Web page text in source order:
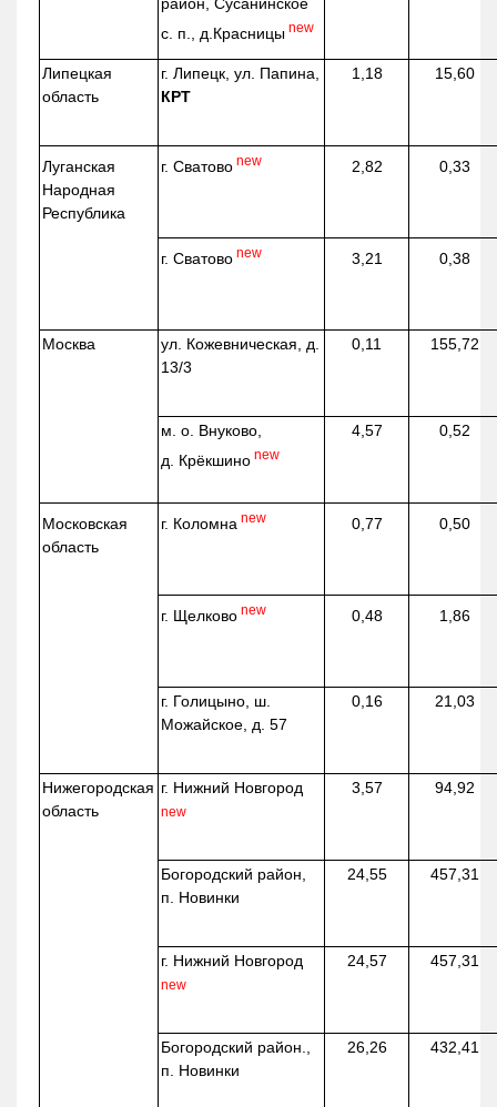
район, Сусанинское
с. п., д.Красницы new
Липецкая
область
г. Липецк, ул. Папина,
КРТ
1,18 15,60
Луганская
Народная
Республика
г. Сватово new 2,82 0,33
г. Сватово new 3,21 0,38
Москва ул. Кожевническая, д.
13/3
0,11 155,72
м. о. Внуково,
д. Крёкшино new
4,57 0,52
Московская
область
г. Коломна new 0,77 0,50
г. Щелково new 0,48 1,86
г. Голицыно, ш.
Можайское, д. 57
0,16 21,03
Нижегородская
область
г. Нижний Новгород
new
3,57 94,92
Богородский район,
п. Новинки
24,55 457,31
г. Нижний Новгород
new
24,57 457,31
Богородский район.,
п. Новинки
26,26 432,41